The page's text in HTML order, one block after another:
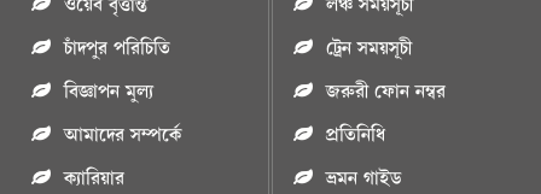
চাঁদপুর পরিচিতি
বিজ্ঞাপন মুল্য
আমাদের সম্পর্কে
ক্যারিয়ার
ট্রেন সময়সূচী
জরুরী ফোন নম্বর
প্রতিনিধি
ভ্রমন গাইড